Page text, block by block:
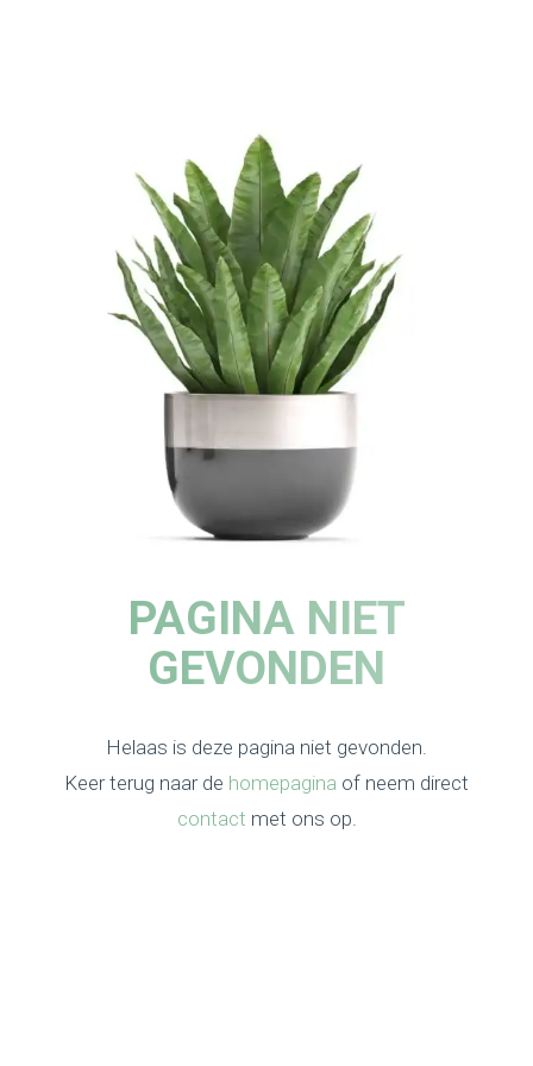
PAGINA NIET
GEVONDEN
Helaas is deze pagina niet gevonden.
Keer terug naar de homepagina of neem direct
contact met ons op.